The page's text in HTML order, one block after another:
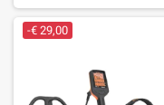
-€ 29,00